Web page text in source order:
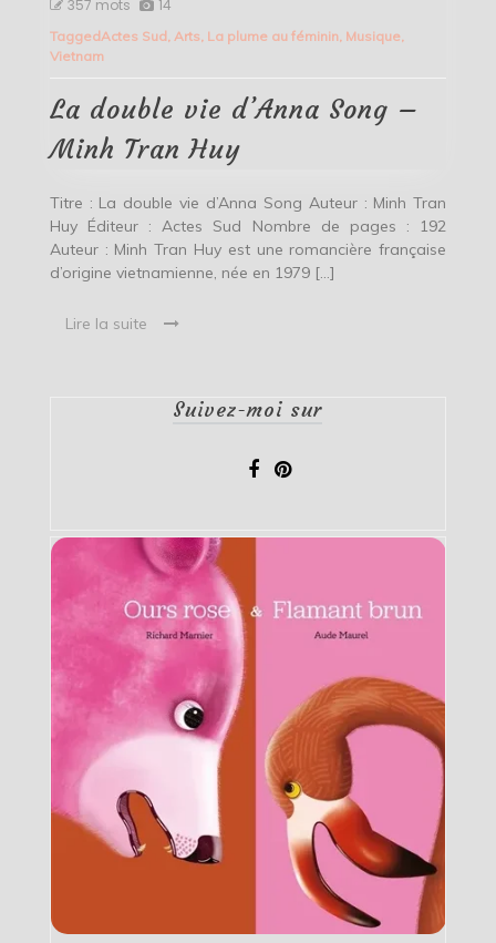
vie
Minh
357 mots 14
TaggedActes Sud, Arts La plume au féminin, Musique,
Vietnam
La double vie d’Anna Song –
Minh Tran Huy
Titre : La double vie d’Anna Song Auteur : Minh Tran
Huy Éditeur : Actes Sud Nombre de pages : 192
Auteur : Minh Tran Huy est une romancière française
d’origine vietnamienne, née en 1979 […]
Lire la suite
Suivez-moi sur